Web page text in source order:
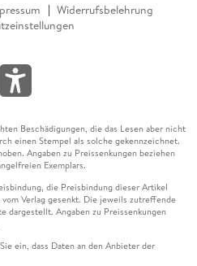
Widerrufsbelehrung
Beschädigungen, die das Lesen aber nicht
einen Stempel als solche gekennzeichnet.
Angaben zu Preissenkungen beziehen
Exemplars.
die Preisbindung dieser Artikel
Verlag gesenkt. Die jeweils zutreffende
dargestellt. Angaben zu Preissenkungen
ein, dass Daten an den Anbieter der